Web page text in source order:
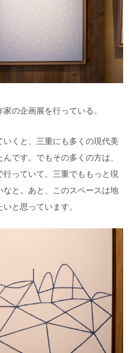
の企画展を行っている。
くと、三重にも多くの現代美
です。でもその多くの方は、
っていて。三重でももっと現
と。あと、このスペースは地
と思っています。